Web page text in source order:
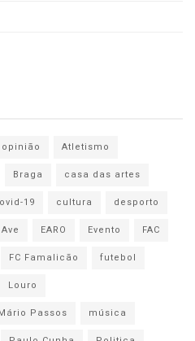
Atletismo
Braga
casa das artes
19 cultura
desporto
EARO Evento
FAC
FC Famalicão
futebol
Louro
Passos
música